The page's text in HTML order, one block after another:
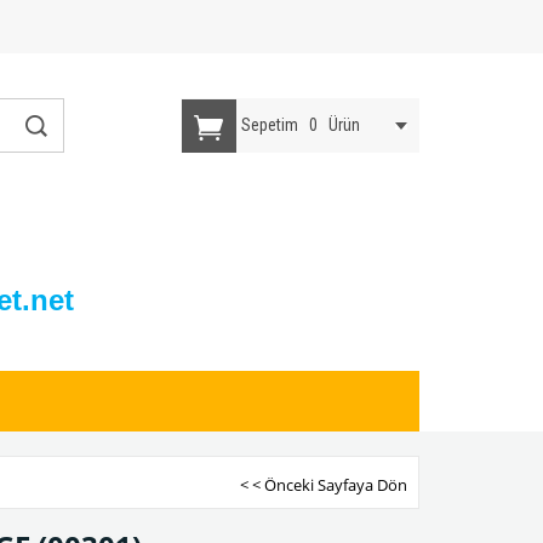
Sepetim 0 Ürün
< < Önceki Sayfaya Dön